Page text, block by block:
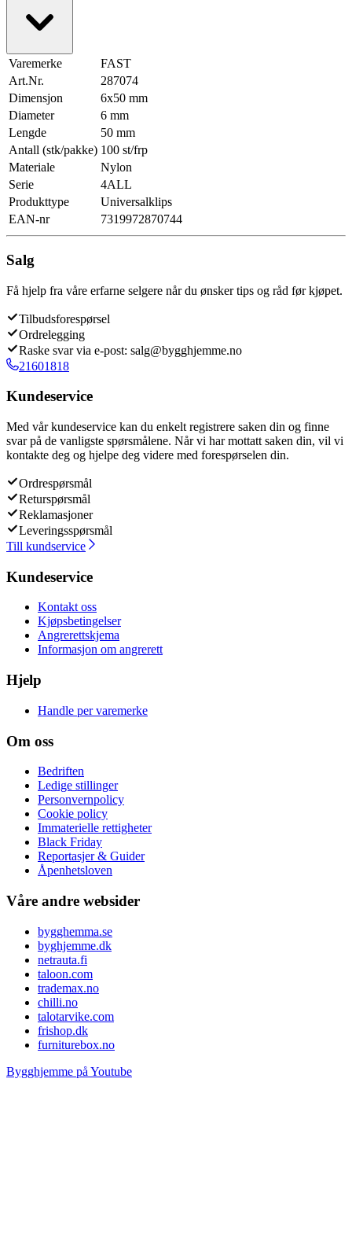
Varemerke
FAST
Art.Nr.
287074
Dimensjon
6x50 mm
Diameter
6 mm
Lengde
50 mm
Antall (stk/pakke) 100 st/frp
Materiale
Nylon
Serie
4ALL
Produkttype
Universalklips
EAN-nr
7319972870744
Salg
Få hjelp fra våre erfarne selgere når du ønsker tips og råd før kjøpet.
Tilbudsforespørsel
Ordrelegging
Raske svar via e-post: salg@bygghjemme.no
21601818
Kundeservice
Med vår kundeservice kan du enkelt registrere saken din og finne
svar på de vanligste spørsmålene. Når vi har mottatt saken din, vil vi
kontakte deg og hjelpe deg videre med forespørselen din.
Ordrespørsmål
Returspørsmål
Reklamasjoner
Leveringsspørsmål
Till kundservice
Kundeservice
Kontakt oss
Kjøpsbetingelser
Angrerettskjema
Informasjon om angrerett
Hjelp
Handle per varemerke
Om oss
Bedriften
Ledige stillinger
Personvernpolicy
Cookie policy
Immaterielle rettigheter
Black Friday
Reportasjer & Guider
Åpenhetsloven
Våre andre websider
bygghemma.se
byghjemme.dk
netrauta.fi
taloon.com
trademax.no
chilli.no
talotarvike.com
frishop.dk
furniturebox.no
Bygghjemme på Youtube